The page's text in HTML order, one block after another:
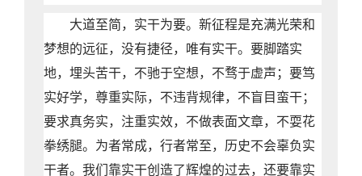
大道至简，实干为要。新征程是充满光荣和
梦想的远征，没有捷径，唯有实干。要脚踏实
地，埋头苦干，不驰于空想，不骛于虚声；要笃
实好学，尊重实际，不违背规律，不盲目蛮干；
要求真务实，注重实效，不做表面文章，不耍花
拳绣腿。为者常成，行者常至，历史不会辜负实
干者。我们靠实干创造了辉煌的过去，还要靠实